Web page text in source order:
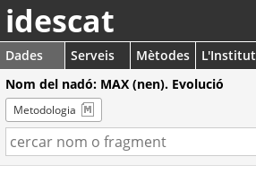
idescat
Dades Serveis Mètodes
L'Institut
Nom del nadó: MAX (nen). Evolució
Metodologia